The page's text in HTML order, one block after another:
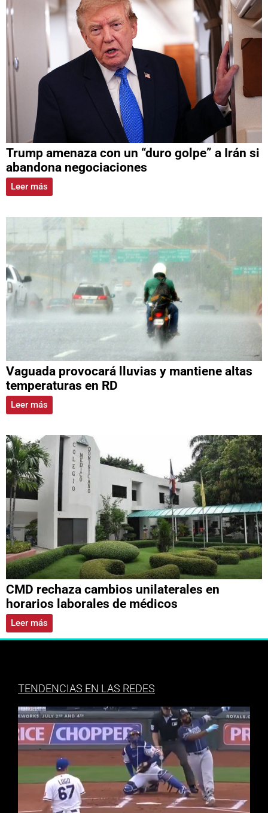
Trump amenaza con un “duro golpe” a Irán si
abandona negociaciones
Leer más
Vaguada provocará lluvias y mantiene altas
temperaturas en RD
Leer más
CMD rechaza cambios unilaterales en
horarios laborales de médicos
Leer más
TENDENCIAS EN LAS REDES